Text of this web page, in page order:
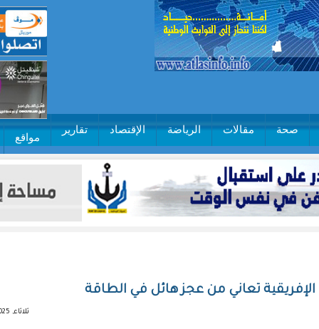
صحة مقالات الرياضة الإقتصاد تقارير
مواقع
الإفريقية تعاني من عجز هائل في الطاقة
ثلاثاء, 28/01/2025 - 13:09